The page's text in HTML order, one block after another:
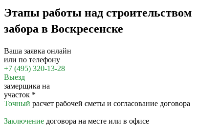
Этапы работы над строительством
забора в Воскресенске
Ваша заявка онлайн
или по телефону
+7 (495) 320-13-28
Выезд
замерщика на
участок *
Точный расчет рабочей сметы и согласование договора
Заключение договора на месте или в офисе